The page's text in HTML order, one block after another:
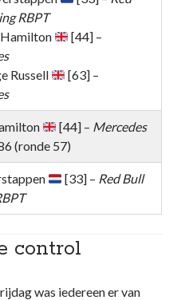
RBPT
Hamilton
[44] –
Russell
[63] –
[44] – Mercedes
(ronde 57)
[33] – Red Bull
control
was iedereen er van